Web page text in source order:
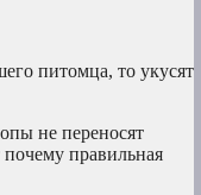
питомца, то укусят
не переносят
правильная